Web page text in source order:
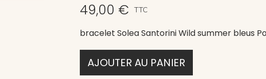
49,00 € TTC
bracelet Solea Santorini Wild summer bleus
AJOUTER AU PANIER